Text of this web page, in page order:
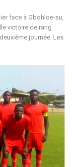
face à Gbohloe-su,
victoire de rang
journée. Les